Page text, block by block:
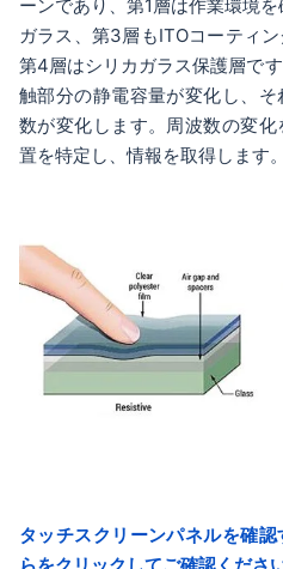
ーンであり、第1層は作業環境
ガラス、第3層もITOコーティン
第4層はシリカガラス保護層で
触部分の静電容量が変化し、
数が変化します。周波数の変
置を特定し、情報を取得します
タッチスクリーンパネルを確